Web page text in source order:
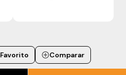
Favorito Comparar